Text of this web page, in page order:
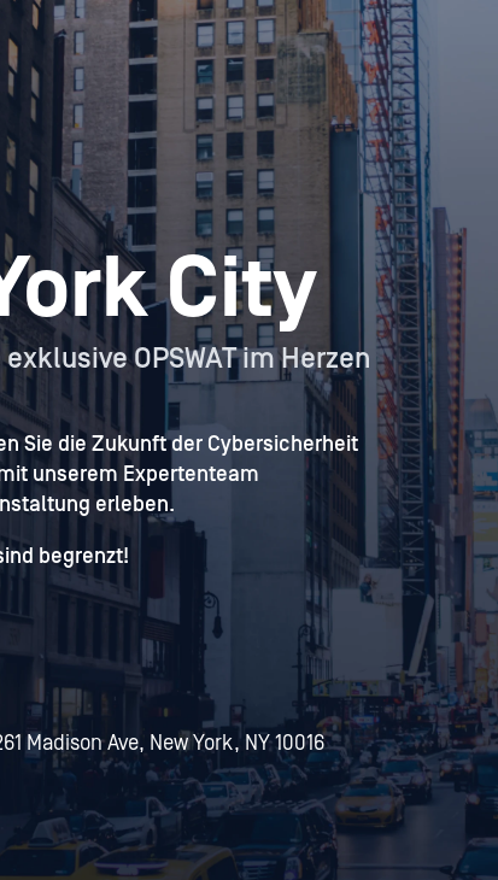
City
OPSWAT im Herzen
Sie die Zukunft der Cybersicherheit
unserem Expertenteam
erleben.
begrenzt!
Madison Ave, New York, NY 10016